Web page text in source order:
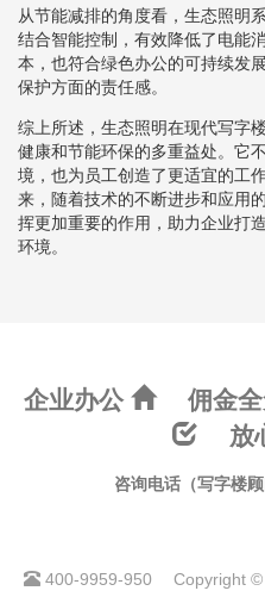
从节能减排的角度看，生态照明
结合智能控制，有效降低了电能
本，也符合绿色办公的可持续发
保护方面的责任感。
综上所述，生态照明在现代写字
健康和节能环保的多重益处。它
境，也为员工创造了更适宜的工
来，随着技术的不断进步和应用
挥更加重要的作用，助力企业打
环境。
企业办公 佣金
放
咨询电话（写字楼
400-9959-950
Copyright